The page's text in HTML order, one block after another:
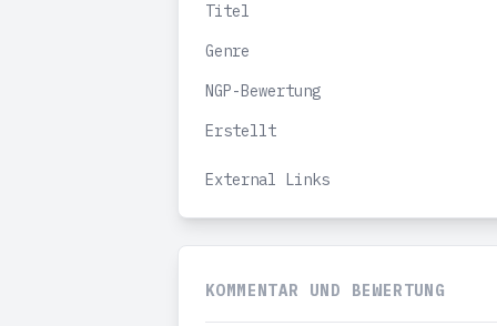
Titel
Genre
NGP-Bewertung
Erstellt
External Links
KOMMENTAR UND BEWERTUNG